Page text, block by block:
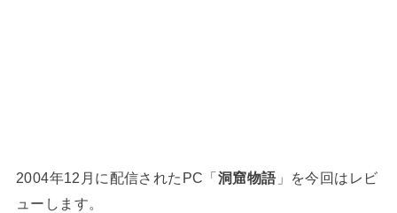
2004年12月に配信されたPC「 洞窟物語」を今回はレビ
ューします。